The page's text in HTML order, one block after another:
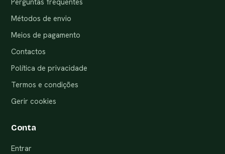
Perguntas frequentes
Métodos de envio
Meios de pagamento
Contactos
Política de privacidade
Termos e condições
Gerir cookies
Conta
Entrar